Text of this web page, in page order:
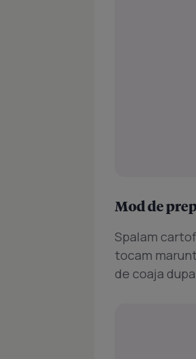
Mod de
Spalam
tocam
de coaja